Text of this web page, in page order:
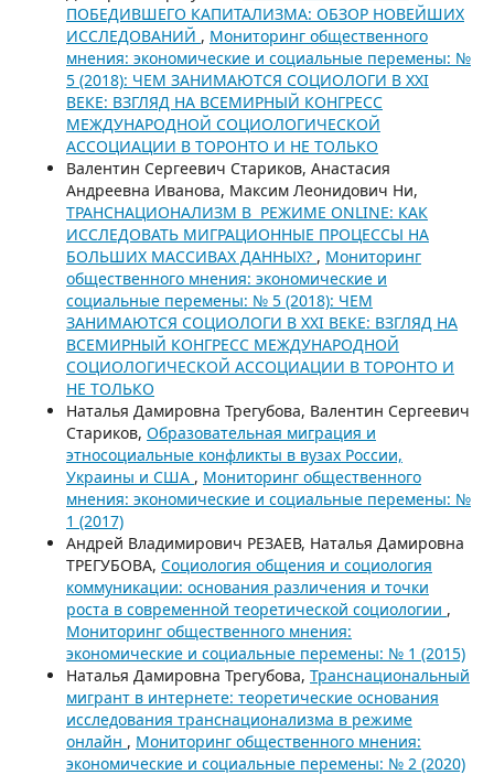
ПОБЕДИВШЕГО КАПИТАЛИЗМА: ОБЗОР НОВЕЙШИХ
ИССЛЕДОВАНИЙ , Мониторинг общественного
мнения: экономические и социальные перемены: №
5 (2018): ЧЕМ ЗАНИМАЮТСЯ СОЦИОЛОГИ В XXI
ВЕКЕ: ВЗГЛЯД НА ВСЕМИРНЫЙ КОНГРЕСС
МЕЖДУНАРОДНОЙ СОЦИОЛОГИЧЕСКОЙ
АССОЦИАЦИИ В ТОРОНТО И НЕ ТОЛЬКО
Валентин Сергеевич Стариков, Анастасия
Андреевна Иванова, Максим Леонидович Ни,
ТРАНСНАЦИОНАЛИЗМ В РЕЖИМЕ ONLINE: КАК
ИССЛЕДОВАТЬ МИГРАЦИОННЫЕ ПРОЦЕССЫ НА
БОЛЬШИХ МАССИВАХ ДАННЫХ? , Мониторинг
общественного мнения: экономические и
социальные перемены: № 5 (2018): ЧЕМ
ЗАНИМАЮТСЯ СОЦИОЛОГИ В XXI ВЕКЕ: ВЗГЛЯД НА
ВСЕМИРНЫЙ КОНГРЕСС МЕЖДУНАРОДНОЙ
СОЦИОЛОГИЧЕСКОЙ АССОЦИАЦИИ В ТОРОНТО И
НЕ ТОЛЬКО
Наталья Дамировна Трегубова, Валентин Сергеевич
Стариков, Образовательная миграция и
этносоциальные конфликты в вузах России,
Украины и США , Мониторинг общественного
мнения: экономические и социальные перемены: №
1 (2017)
Андрей Владимирович РЕЗАЕВ, Наталья Дамировна
ТРЕГУБОВА, Социология общения и социология
коммуникации: основания различения и точки
роста в современной теоретической социологии ,
Мониторинг общественного мнения:
экономические и социальные перемены: № 1 (2015)
Наталья Дамировна Трегубова, Транснациональный
мигрант в интернете: теоретические основания
исследования транснационализма в режиме
онлайн , Мониторинг общественного мнения:
экономические и социальные перемены: № 2 (2020)